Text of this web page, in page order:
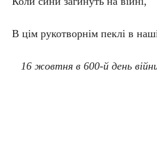
В цім рукотворнім пеклі в
16 жовтня в 600-й день